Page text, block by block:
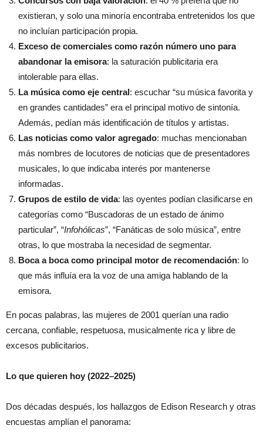
existieran, y solo una minoría encontraba entretenidos los que
no incluían participación propia.
Exceso de comerciales como razón número uno para
abandonar la emisora: la saturación publicitaria era
intolerable para ellas.
La música como eje central: escuchar “su música favorita y
en grandes cantidades” era el principal motivo de sintonía.
Además, pedían más identificación de títulos y artistas.
Las noticias como valor agregado: muchas mencionaban
más nombres de locutores de noticias que de presentadores
musicales, lo que indicaba interés por mantenerse
informadas.
Grupos de estilo de vida: las oyentes podían clasificarse en
categorías como “Buscadoras de un estado de ánimo
particular”, “Infohólicas”, “Fanáticas de solo música”, entre
otras, lo que mostraba la necesidad de segmentar.
Boca a boca como principal motor de recomendación: lo
que más influía era la voz de una amiga hablando de la
emisora.
En pocas palabras, las mujeres de 2001 querían una radio
cercana, confiable, respetuosa, musicalmente rica y libre de
excesos publicitarios.
Lo que quieren hoy (2022–2025)
Dos décadas después, los hallazgos de Edison Research y otras
encuestas amplían el panorama: